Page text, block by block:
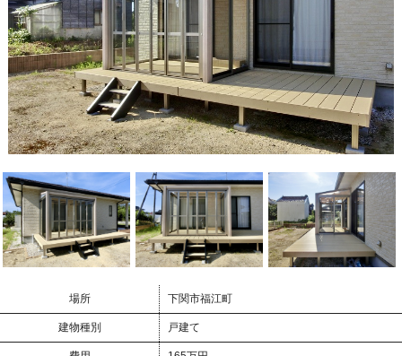
場所 下関市福江町
建物種別 戸建て